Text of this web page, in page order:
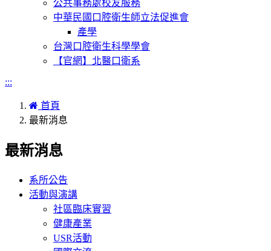
公共事務處校友服務
中華民國口腔衛生師立法促進會
產學
台灣口腔衛生科學學會
【官網】北醫口衛系
:::
首頁
最新消息
最新消息
系所公告
活動與演講
社區臨床實習
健康產業
USR活動